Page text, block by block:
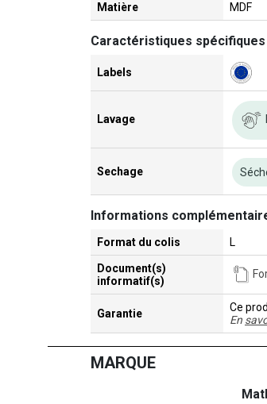
Matière MDF
Caractéristiques spécifiques
Labels
Lavage
Sechage
Informations
Format du colis L
Document(s)
informatif(s)
Garantie
Ce
En
MARQUE